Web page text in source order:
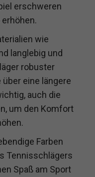
erschweren
wie
langlebig und
robuster
eine längere
auch die
um den Komfort
Farben
Tennisschlägers
Spaß am Sport